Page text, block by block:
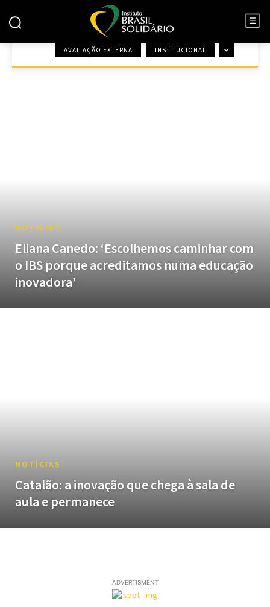
AVALIAÇÃO EXTERNA INSTITUCIONAL
NOTÍCIAS
Eliana Canedo: ‘Escolhemos caminhar com
o IBS porque acreditamos numa educação
inovadora’
NOTÍCIAS
Catalão: a inovação que chega à sala de
aula e permanece
ADVERTISMENT